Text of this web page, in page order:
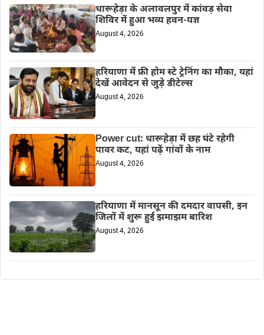
धारूहेड़ा के अलावलपुर में कांवड़ सेवा
शिविर में हुआ भव्य हवन-यज्ञ
August 4, 2026
हरियाणा में फ्री होम स्टे ट्रेनिंग का मौका, यहां
देखें आवेदन से जुड़े डीटेल्स
August 4, 2026
Power cut: धारूहेड़ा में छह घंटे रहेगी
पावर कट, यहां पढ़ें गांवों के नाम
August 4, 2026
हरियाणा में मानसून की दमदार वापसी, इन
जिलों में शुरू हुई झमाझम बारिश
August 4, 2026